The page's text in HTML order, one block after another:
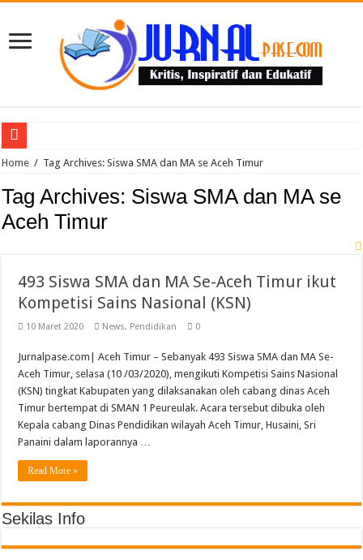
Puluhan Guru Berkumpul di TPN XIII Aceh Utara, Kacabdin Tekankan Cetak
Home / Tag Archives: Siswa SMA dan MA se Aceh Timur
Tag Archives: Siswa SMA dan MA se
Aceh Timur
493 Siswa SMA dan MA Se-Aceh Timur ikut
Kompetisi Sains Nasional (KSN)
10 Maret 2020 News, Pendidikan 0
Jurnalpase.com| Aceh Timur – Sebanyak 493 Siswa SMA dan MA Se-
Aceh Timur, selasa (10 /03/2020), mengikuti Kompetisi Sains Nasional
(KSN) tingkat Kabupaten yang dilaksanakan oleh cabang dinas Aceh
Timur bertempat di SMAN 1 Peureulak. Acara tersebut dibuka oleh
Kepala cabang Dinas Pendidikan wilayah Aceh Timur, Husaini, Sri
Panaini dalam laporannya …
Read More »
Sekilas Info